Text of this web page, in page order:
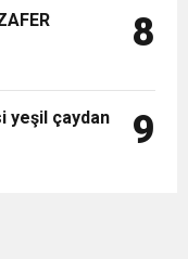
8
yeşil çaydan
9